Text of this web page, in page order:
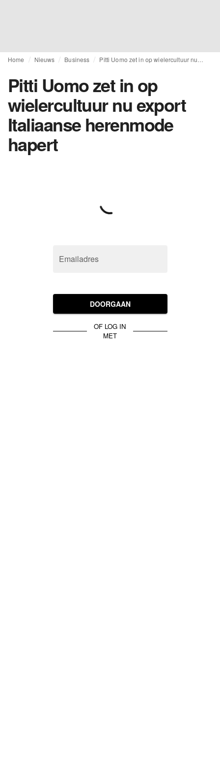
Home Nieuws Business
Pitti Uomo zet in op
wielercultuur nu export
Italiaanse herenmode
hapert
Emailadres
DOORGAAN
OF LOG IN
MET